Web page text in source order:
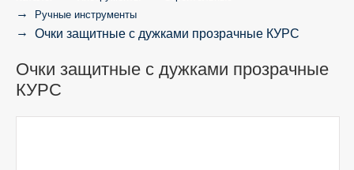
Ручные инструменты
Очки защитные с дужками прозрачные КУРС
Очки защитные с дужками прозрачные
КУРС